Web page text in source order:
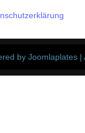
by Joomlaplates |